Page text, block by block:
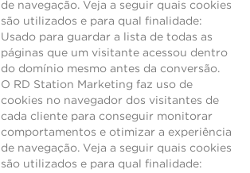
de navegação. Veja a seguir quais cookies
são utilizados e para qual finalidade:
Usado para guardar a lista de todas as
páginas que um visitante acessou dentro
do domínio mesmo antes da conversão.
O RD Station Marketing faz uso de
cookies no navegador dos visitantes de
cada cliente para conseguir monitorar
comportamentos e otimizar a experiência
de navegação. Veja a seguir quais cookies
são utilizados e para qual finalidade: